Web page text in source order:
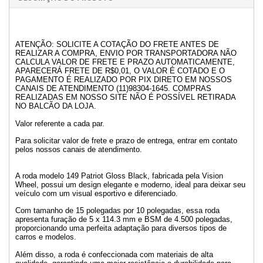
ATENÇÃO: SOLICITE A COTAÇÃO DO FRETE ANTES DE
REALIZAR A COMPRA, ENVIO POR TRANSPORTADORA NÃO
CALCULA VALOR DE FRETE E PRAZO AUTOMATICAMENTE,
APARECERÁ FRETE DE R$0,01, O VALOR É COTADO E O
PAGAMENTO É REALIZADO POR PIX DIRETO EM NOSSOS
CANAIS DE ATENDIMENTO (11)98304-1645. COMPRAS
REALIZADAS EM NOSSO SITE NÃO É POSSÍVEL RETIRADA
NO BALCÃO DA LOJA.
Valor referente a cada par.
Para solicitar valor de frete e prazo de entrega, entrar em contato
pelos nossos canais de atendimento.
A roda modelo 149 Patriot Gloss Black, fabricada pela Vision
Wheel, possui um design elegante e moderno, ideal para deixar seu
veículo com um visual esportivo e diferenciado.
Com tamanho de 15 polegadas por 10 polegadas, essa roda
apresenta furação de 5 x 114.3 mm e BSM de 4.500 polegadas,
proporcionando uma perfeita adaptação para diversos tipos de
carros e modelos.
Além disso, a roda é confeccionada com materiais de alta